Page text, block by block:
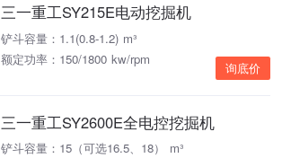
三一重工SY215E电动挖掘机
铲斗容量：1.1(0.8-1.2) m³
额定功率：150/1800 kw/rpm
询底价
三一重工SY2600E全电控挖掘机
铲斗容量：15（可选16.5、18） m³